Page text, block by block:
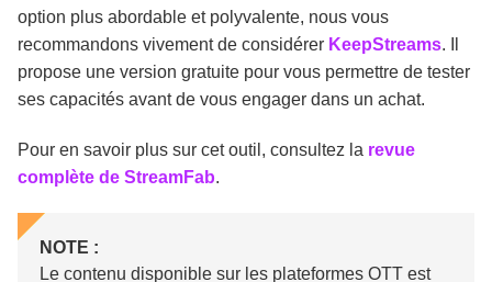
option plus abordable et polyvalente, nous vous
recommandons vivement de considérer KeepStreams. Il
propose une version gratuite pour vous permettre de tester
ses capacités avant de vous engager dans un achat.
Pour en savoir plus sur cet outil, consultez la revue
complète de StreamFab.
NOTE :
Le contenu disponible sur les plateformes OTT est